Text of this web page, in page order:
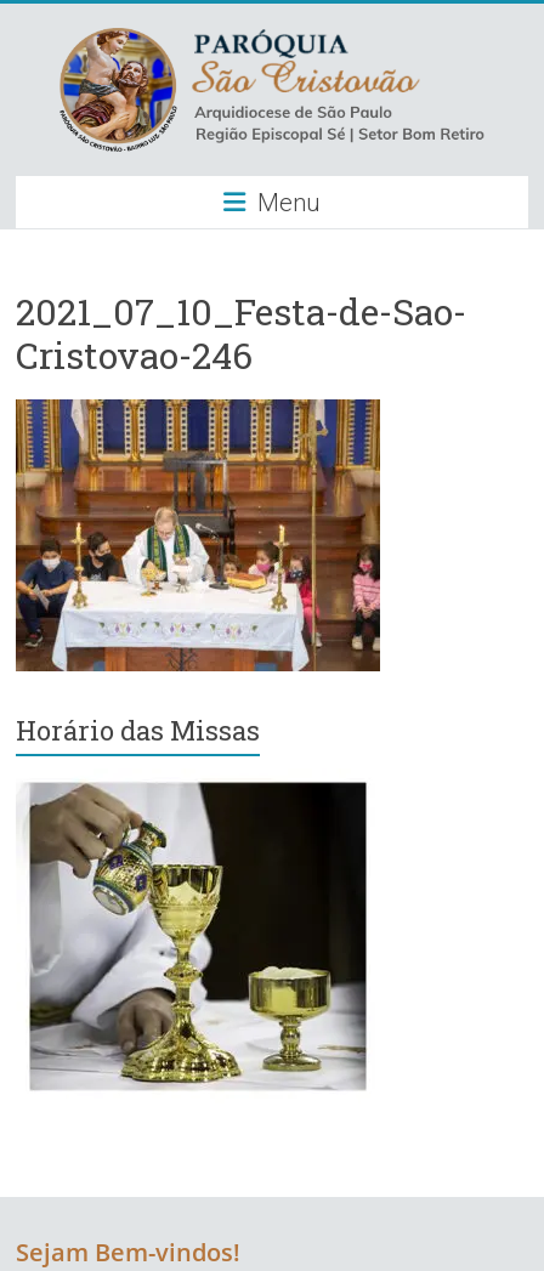
content
Paróquia
São
–
Luz
Arquidiocese
de
São
Paulo
Região
Episcopal
Sé
–
Setor
Retiro
Menu
2021_07_10_Festa-de-Sao-
Cristovao-246
Horário das Missas
Sejam Bem-vindos!